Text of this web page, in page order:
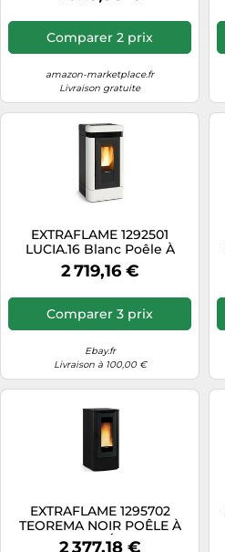
Comparer 2 prix
amazon-marketplace.fr
Livraison gratuite
EXTRAFLAME 1292501
LUCIA.16 Blanc Poêle À
Pellets Majolique Foyer
Fonte 12,1KW
2 719,16 €
Comparer 3 prix
Ebay.fr
Livraison à 100,00 €
EXTRAFLAME 1295702
TEOREMA NOIR POÊLE À
PELLET 12KW ÉCRAN LCD
2 377,18 €